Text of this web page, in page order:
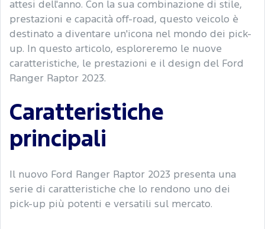
attesi dell'anno. Con la sua combinazione di stile,
prestazioni e capacità off-road, questo veicolo è
destinato a diventare un'icona nel mondo dei pick-
up. In questo articolo, esploreremo le nuove
caratteristiche, le prestazioni e il design del Ford
Ranger Raptor 2023.
Caratteristiche
principali
Il nuovo Ford Ranger Raptor 2023 presenta una
serie di caratteristiche che lo rendono uno dei
pick-up più potenti e versatili sul mercato.